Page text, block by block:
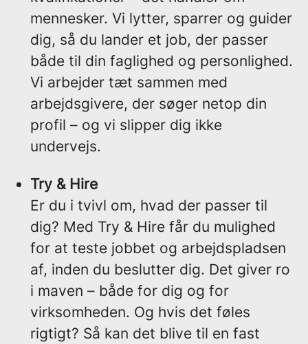
mennesker. Vi lytter, sparrer og guider
dig, så du lander et job, der passer
både til din faglighed og personlighed.
Vi arbejder tæt sammen med
arbejdsgivere, der søger netop din
profil – og vi slipper dig ikke
undervejs.
Try & Hire
Er du i tvivl om, hvad der passer til
dig? Med Try & Hire får du mulighed
for at teste jobbet og arbejdspladsen
af, inden du beslutter dig. Det giver ro
i maven – både for dig og for
virksomheden. Og hvis det føles
rigtigt? Så kan det blive til en fast